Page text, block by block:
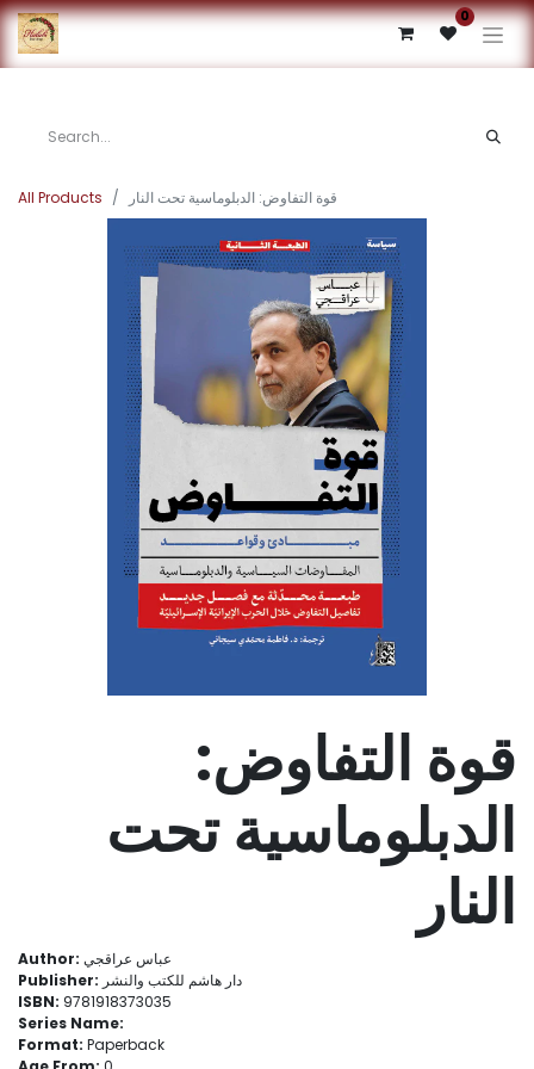
0
All Products قوة التفاوض: الدبلوماسية تحت النار
قوة التفاوض:
الدبلوماسية تحت
النار
Author: عباس عراقجي
Publisher: دار هاشم للكتب والنشر
ISBN: 9781918373035
Series Name:
Format: Paperback